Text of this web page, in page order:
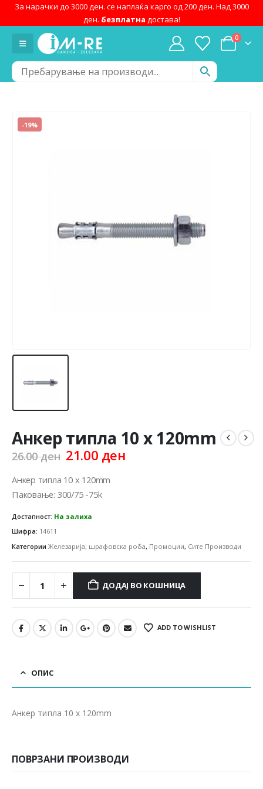
За нарачки до 3000 ден. се наплаќа карго од 200 ден. Над 3000
ден. безплатна достава!
0
-19%
Анкер типла 10 x 120mm
26.00ден Original
was:
26.00 ден.
21.00 денCurrent
Анкер типла 10 x 120mm
Паковање: 300/75 -75k
Достапност: На залиха
Шифра: 14611
Категории Железарија, шрафовска роба, Промоции, Сите Производи
ДОДАЈ ВО КОШНИЦА
ADD TO WISHLIST
ОПИС
Анкер типла 10 x 120mm
ПОВРЗАНИ ПРОИЗВОДИ